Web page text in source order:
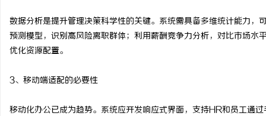
数据分析是提升管理决策科学性的关键。系统需具备多维统计能力
预测模型，识别高风险离职群体；利用薪酬竞争力分析，对比市场
优化资源配置。
3、移动端适配的必要性
移动化办公已成为趋势。系统应开发响应式界面，支持HR和员工通